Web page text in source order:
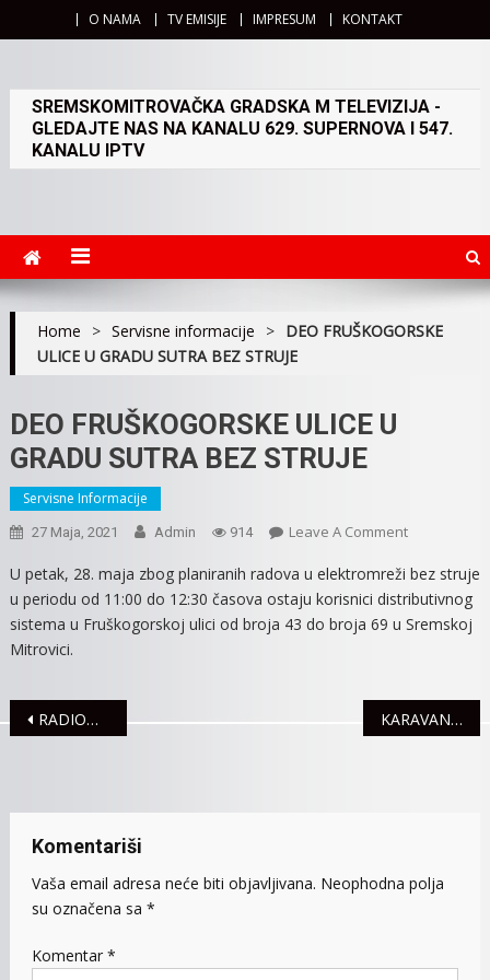
O NAMA TV EMISIJE IMPRESUM KONTAKT
SREMSKOMITROVAČKA GRADSKA M TELEVIZIJA -
GLEDAJTE NAS NA KANALU 629. SUPERNOVA I 547.
KANALU IPTV
Home > Servisne informacije > DEO FRUŠKOGORSKE
ULICE U GRADU SUTRA BEZ STRUJE
DEO FRUŠKOGORSKE ULICE U
GRADU SUTRA BEZ STRUJE
Servisne Informacije
27 Maja, 2021 Admin 914 Leave A CommentOn
ULICE
U
BEZ
STRUJE
U petak, 28. maja zbog planiranih radova u elektromreži bez struje
u periodu od 11:00 do 12:30 časova ostaju korisnici distributivnog
sistema u Fruškogorskoj ulici od broja 43 do broja 69 u Sremskoj
Mitrovici.
Navigacija
RADIONICA „PESMA MOŽE SVE“ POVODOM 64. ROĐENDANA DEČJEG ODELJENJA BIBLIOTEKE KARAVAN PRIJATELJSTVA STIGAO I U SREMSKU MITROVICU
Komentariši
Vaša email adresa neće biti objavljivana. Neophodna polja
su označena sa *
Komentar *